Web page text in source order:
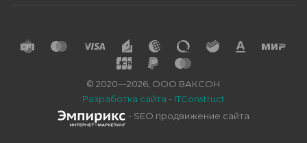
© 2020—2026, ООО ВАКСОН
Разработка сайта - ITConstruct
- SEO продвижение сайта